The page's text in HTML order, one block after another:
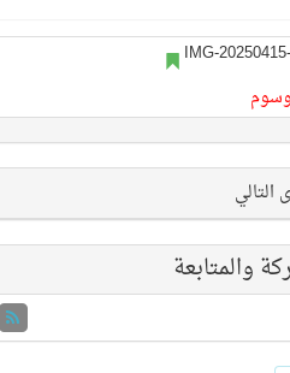
التالي
والمتابعة